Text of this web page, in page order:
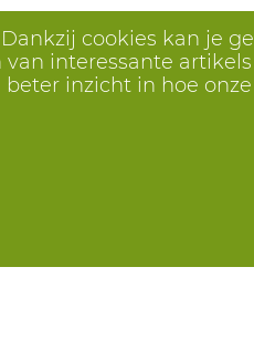
cookies kan je
interessante
inzicht in hoe